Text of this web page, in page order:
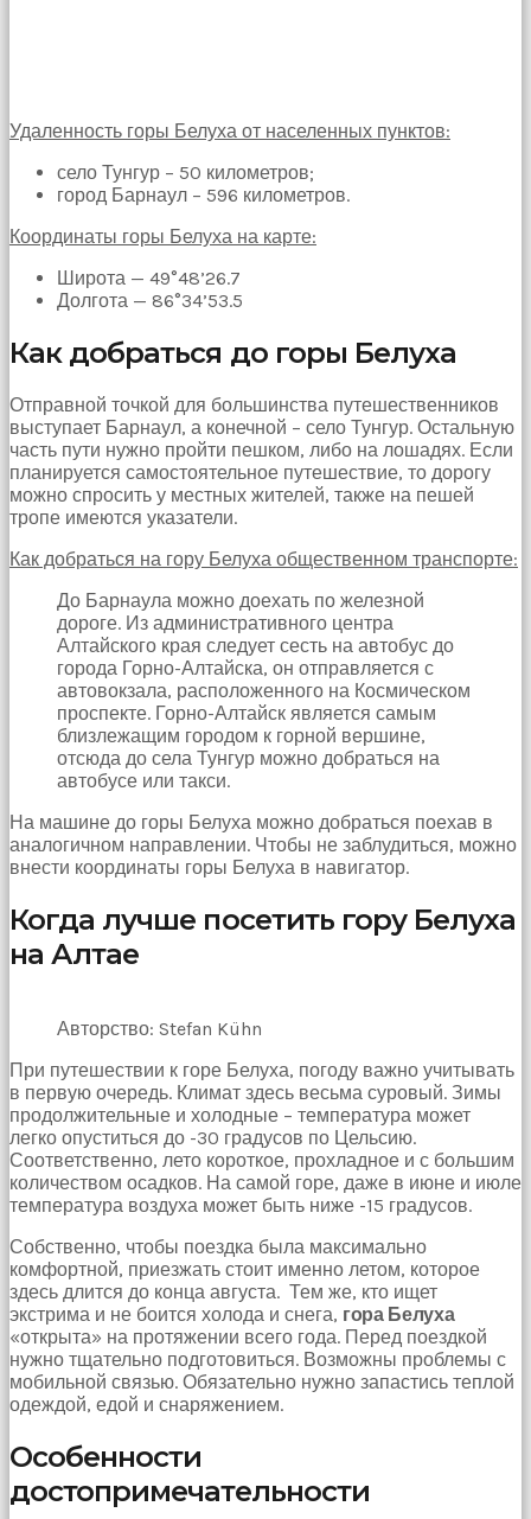
yüzden
erkeklerden
umudunu
kız
başına
hamile
evlat
olmak
ister
porno
izle
Bu
yüzden
bir
sperm
doğan
gebelik
hastanesinin
yolunu
Удаленность горы Белуха от населенных пунктов:
село Тунгур – 50 километров;
город Барнаул – 596 километров.
Координаты горы Белуха на карте:
Широта — 49°48’26.7
Долгота — 86°34’53.5
Как добраться до горы Белуха
Отправной точкой для большинства путешественников
выступает Барнаул, а конечной – село Тунгур. Остальную
часть пути нужно пройти пешком, либо на лошадях. Если
планируется самостоятельное путешествие, то дорогу
можно спросить у местных жителей, также на пешей
тропе имеются указатели.
Как добраться на гору Белуха общественном транспорте:
До Барнаула можно доехать по железной
дороге. Из административного центра
Алтайского края следует сесть на автобус до
города Горно-Алтайска, он отправляется с
автовокзала, расположенного на Космическом
проспекте. Горно-Алтайск является самым
близлежащим городом к горной вершине,
отсюда до села Тунгур можно добраться на
автобусе или такси.
На машине до горы Белуха можно добраться поехав в
аналогичном направлении. Чтобы не заблудиться, можно
внести координаты горы Белуха в навигатор.
Когда лучше посетить гору Белуха
на Алтае
Авторство: Stefan Kühn
При путешествии к горе Белуха, погоду важно учитывать
в первую очередь. Климат здесь весьма суровый. Зимы
продолжительные и холодные – температура может
легко опуститься до -30 градусов по Цельсию.
Соответственно, лето короткое, прохладное и с большим
количеством осадков. На самой горе, даже в июне и июле
температура воздуха может быть ниже -15 градусов.
Собственно, чтобы поездка была максимально
комфортной, приезжать стоит именно летом, которое
здесь длится до конца августа. Тем же, кто ищет
экстрима и не боится холода и снега, гора Белуха
«открыта» на протяжении всего года. Перед поездкой
нужно тщательно подготовиться. Возможны проблемы с
мобильной связью. Обязательно нужно запастись теплой
одеждой, едой и снаряжением.
Особенности
достопримечательности